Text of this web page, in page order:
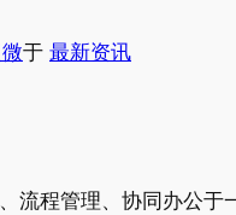
于 最新资讯
流程管理、协同办公